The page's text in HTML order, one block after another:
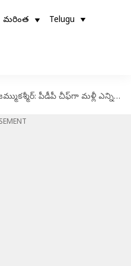
మరింత Telugu
పీడీపీ చీఫ్‌గా మళ్లీ ఎన్నికైన మెహబూబా ముఫ్తీ